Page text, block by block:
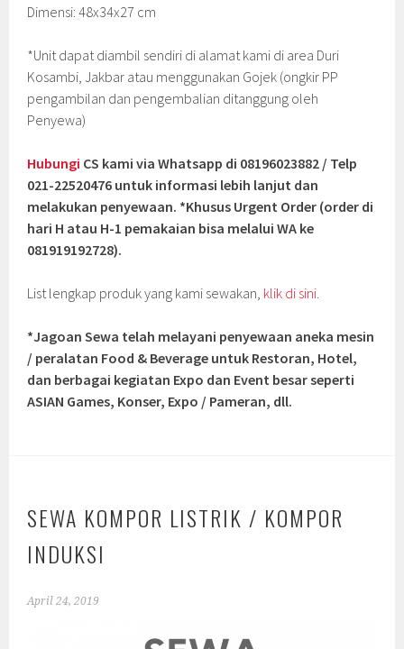
Dimensi: 48x34x27 cm
*Unit dapat diambil sendiri di alamat kami di area Duri
Kosambi, Jakbar atau menggunakan Gojek (ongkir PP
pengambilan dan pengembalian ditanggung oleh
Penyewa)
Hubungi CS kami via Whatsapp di 08196023882 / Telp
021-22520476 untuk informasi lebih lanjut dan
melakukan penyewaan. *Khusus Urgent Order (order di
hari H atau H-1 pemakaian bisa melalui WA ke
081919192728).
List lengkap produk yang kami sewakan, klik di sini.
*Jagoan Sewa telah melayani penyewaan aneka mesin
/ peralatan Food & Beverage untuk Restoran, Hotel,
dan berbagai kegiatan Expo dan Event besar seperti
ASIAN Games, Konser, Expo / Pameran, dll.
SEWA KOMPOR LISTRIK / KOMPOR
INDUKSI
April 24, 2019